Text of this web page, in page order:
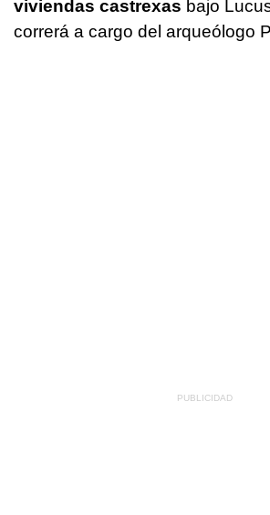
viviendas castrexas bajo
correrá a cargo del arqueólogo